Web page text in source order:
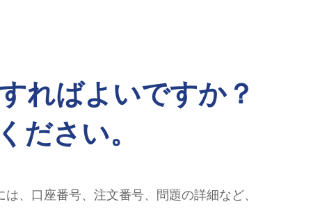
ればよいですか？
ださい。
、口座番号、注文番号、問題の詳細など、